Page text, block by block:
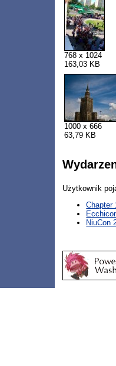
768 x 1024
163,03 KB
1000 x 666
63,79 KB
Użytkownik
Chapter
NiuCon